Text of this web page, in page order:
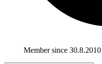
Member since 30.8.2010